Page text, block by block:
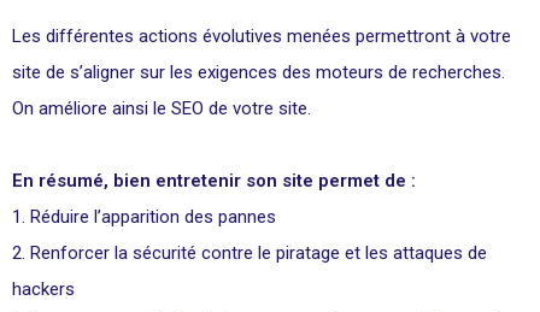
Les différentes actions évolutives menées permettront à votre
site de s’aligner sur les exigences des moteurs de recherches.
On améliore ainsi le SEO de votre site.
En résumé, bien entretenir son site permet de :
Réduire l’apparition des pannes
Renforcer la sécurité contre le piratage et les attaques de
hackers